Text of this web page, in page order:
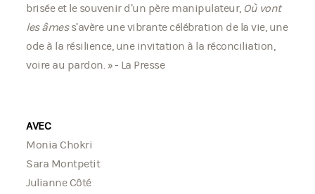
brisée et le souvenir d’un père manipulateur, Où vont
les âmess’avère une vibrante célébration de la vie, une
ode à la résilience, une invitation à la réconciliation,
voire au pardon. » - La Presse
AVEC
Monia Chokri
Sara Montpetit
Julianne Côté